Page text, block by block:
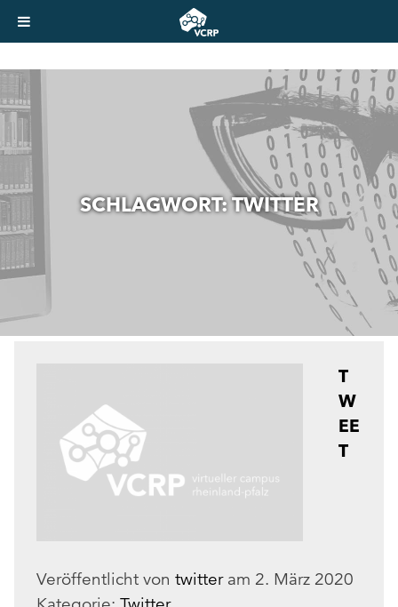
SCHLAGWORT:TWITTER
T
W
EE
T
Veröffentlicht von twitteram 2. März 2020